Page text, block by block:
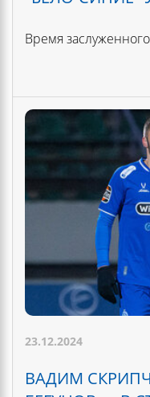
Время
23.12.2024
ВАДИМ